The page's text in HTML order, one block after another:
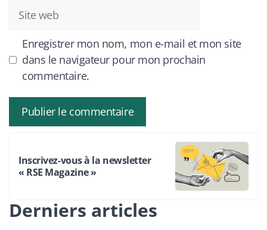
Site
web
Enregistrer mon nom, mon e-mail et mon site
dans le navigateur pour mon prochain
commentaire.
Inscrivez-vous à la newsletter
« RSE Magazine »
Derniers articles